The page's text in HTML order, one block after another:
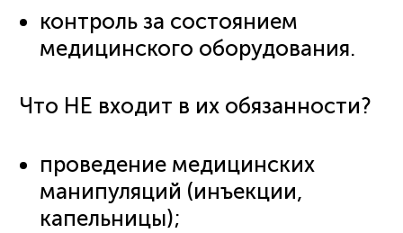
контроль за состоянием
медицинского оборудования.
Что НЕ входит в их обязанности?
проведение медицинских
манипуляций (инъекции,
капельницы);